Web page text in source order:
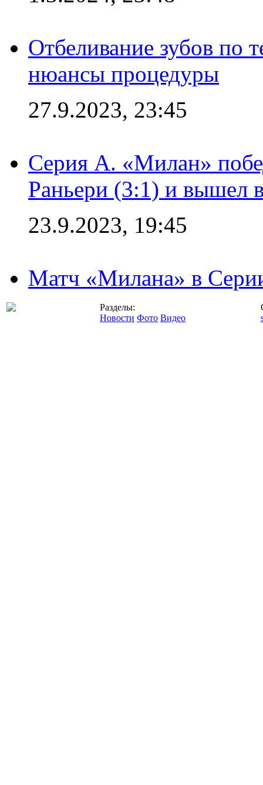
Отбеливание зубов по
нюансы процедуры
27.9.2023, 23:45
Серия А. «Милан»
Раньери (3:1) и вышел
23.9.2023, 19:45
Матч «Милана» в
Разделы:
Новости Фото Видео